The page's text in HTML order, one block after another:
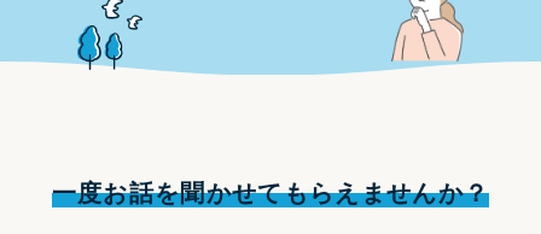
一度お話を聞かせてもらえませんか？